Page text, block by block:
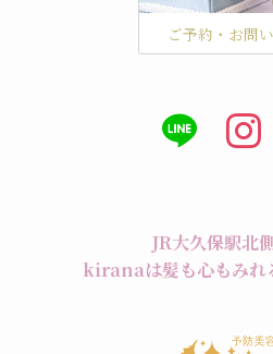
ご予約・お問
JR大久保駅北
kiranaは髪も心もみれ